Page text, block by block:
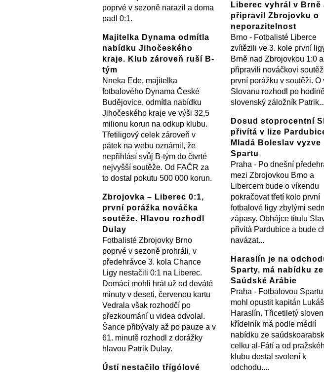
poprvé v sezoně narazil a doma
padl 0:1.
Majitelka Dynama odmítla
nabídku Jihočeského
kraje. Klub zároveň ruší B-
tým
Nneka Ede, majitelka
fotbalového Dynama České
Budějovice, odmítla nabídku
Jihočeského kraje ve výši 32,5
milionu korun na odkup klubu.
Třetiligový celek zároveň v
pátek na webu oznámil, že
nepřihlásí svůj B-tým do čtvrté
nejvyšší soutěže. Od FAČR za
to dostal pokutu 500 000 korun.
Zbrojovka – Liberec 0:1,
první porážka nováčka
soutěže. Hlavou rozhodl
Dulay
Fotbalisté Zbrojovky Brno
poprvé v sezoně prohráli, v
předehrávce 3. kola Chance
Ligy nestačili 0:1 na Liberec.
Domácí mohli hrát už od deváté
minuty v deseti, červenou kartu
Vedrala však rozhodčí po
přezkoumání u videa odvolal.
Šance přibývaly až po pauze a v
61. minutě rozhodl z dorážky
hlavou Patrik Dulay.
Ústí nestačilo třígólové
Liberec vyhrál v Brně
připravil Zbrojovku o
neporazitelnost
Brno - Fotbalisté Liberce
zvítězili ve 3. kole první
Brně nad Zbrojovkou 1:0 a
připravili nováčkovi
první porážku v soutěži. O
Slovanu rozhodl po
slovenský záložník Patrik...
Dosud stoprocentní
přivítá v lize
Mladá Boleslav vyzve
Spartu
Praha - Po dnešní
mezi Zbrojovkou Brno a
Libercem bude o víkendu
pokračovat třetí kolo první
fotbalové ligy zbylými
zápasy. Obhájce titulu
přivítá Pardubice a bude
navázat...
Haraslín je na
Sparty, má nabídku ze
Saúdské Arábie
Praha - Fotbalovou
mohl opustit kapitán Lukáš
Haraslín. Třicetiletý
křídelník má podle médií
nabídku ze
celku al-Fátí a od
klubu dostal svolení k
odchodu....